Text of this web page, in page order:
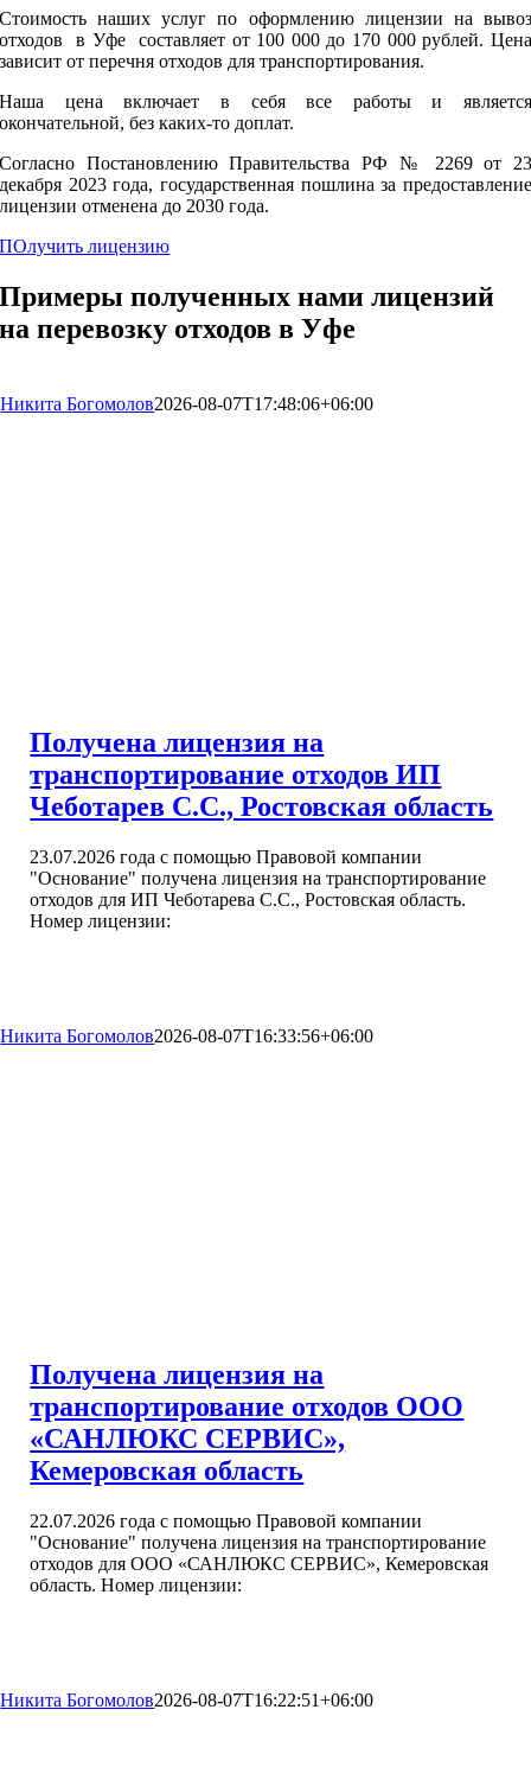
Стоимость наших услуг по оформлению лицензии на вывоз
отходов в Уфе составляет от 100 000 до 170 000 рублей. Цена
зависит от перечня отходов для транспортирования.
Наша цена включает в себя все работы и является
окончательной, без каких-то доплат.
Согласно Постановлению Правительства РФ № 2269 от 23
декабря 2023 года, государственная пошлина за предоставление
лицензии отменена до 2030 года.
ПОлучить лицензию
Примеры полученных нами лицензий
на перевозку отходов в Уфе
Никита Богомолов2026-08-07T17:48:06+06:00
Получена лицензия на
транспортирование отходов ИП
Чеботарев С.С., Ростовская область
23.07.2026 года с помощью Правовой компании
"Основание" получена лицензия на транспортирование
отходов для ИП Чеботарева С.С., Ростовская область.
Номер лицензии:
Никита Богомолов2026-08-07T16:33:56+06:00
Получена лицензия на
транспортирование отходов ООО
«САНЛЮКС СЕРВИС»,
Кемеровская область
22.07.2026 года с помощью Правовой компании
"Основание" получена лицензия на транспортирование
отходов для ООО «САНЛЮКС СЕРВИС», Кемеровская
область. Номер лицензии:
Никита Богомолов2026-08-07T16:22:51+06:00